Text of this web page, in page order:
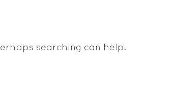
searching can help.